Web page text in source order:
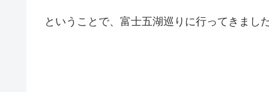
ということで、富士五湖巡りに行ってきました